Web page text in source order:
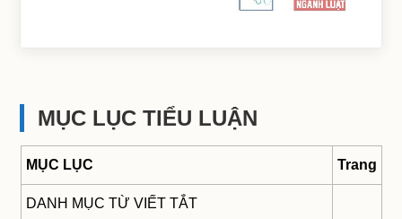
MỤC LỤC TIỂU LUẬN
MỤC LỤC Trang
DANH MỤC TỪ VIẾT TẮT